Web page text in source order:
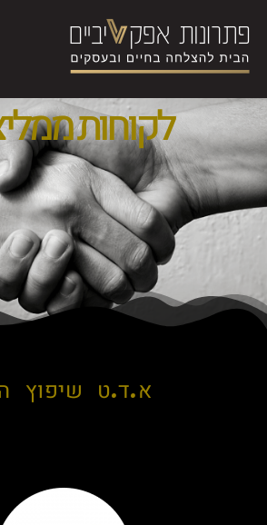
לקוחות
א.ד.ט שיפוץ